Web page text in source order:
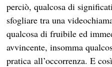
perciò, qualcosa di
sfogliare tra una
qualcosa di fruibile ed
avvincente, insomma
pratica all’occorrenza. E